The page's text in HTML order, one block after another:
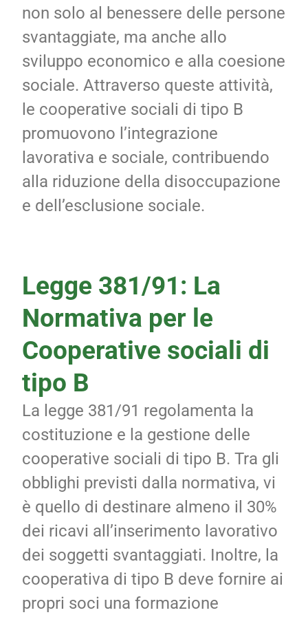
non solo al benessere delle persone
svantaggiate, ma anche allo
sviluppo economico e alla coesione
sociale. Attraverso queste attività,
le cooperative sociali di tipo B
promuovono l’integrazione
lavorativa e sociale, contribuendo
alla riduzione della disoccupazione
e dell’esclusione sociale.
Legge 381/91: La
Normativa per le
Cooperative sociali di
tipo B
La legge 381/91 regolamenta la
costituzione e la gestione delle
cooperative sociali di tipo B. Tra gli
obblighi previsti dalla normativa, vi
è quello di destinare almeno il 30%
dei ricavi all’inserimento lavorativo
dei soggetti svantaggiati. Inoltre, la
cooperativa di tipo B deve fornire ai
propri soci una formazione